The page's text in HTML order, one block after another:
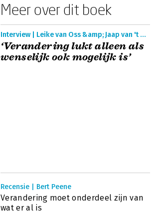
Meer over dit boek
Interview | Leike van Oss &amp; Jaap van 't Hek
‘Verandering lukt alleen als
wenselijk ook mogelijk is’
Recensie | Bert Peene
Verandering moet onderdeel zijn van
wat er al is